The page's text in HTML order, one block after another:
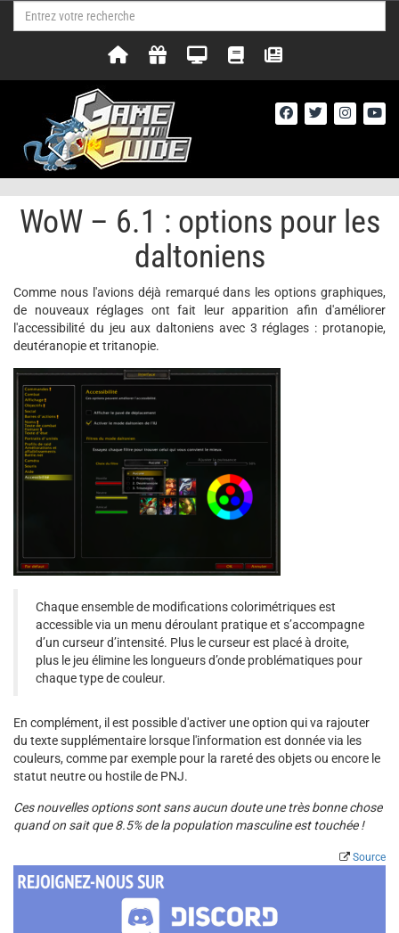
WoW – 6.1 : options pour les
daltoniens
Comme nous l'avions déjà remarqué dans les options graphiques,
de nouveaux réglages ont fait leur apparition afin d'améliorer
l'accessibilité du jeu aux daltoniens avec 3 réglages : protanopie,
deutéranopie et tritanopie.
Chaque ensemble de modifications colorimétriques est
accessible via un menu déroulant pratique et s’accompagne
d’un curseur d’intensité. Plus le curseur est placé à droite,
plus le jeu élimine les longueurs d’onde problématiques pour
chaque type de couleur.
En complément, il est possible d'activer une option qui va rajouter
du texte supplémentaire lorsque l'information est donnée via les
couleurs, comme par exemple pour la rareté des objets ou encore le
statut neutre ou hostile de PNJ.
Ces nouvelles options sont sans aucun doute une très bonne chose
quand on sait que 8.5% de la population masculine est touchée !
Source